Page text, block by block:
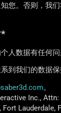
您。否则，我
人数据有任何问
到我们的数据保
。
Inc.,
Fort Lauderdale,